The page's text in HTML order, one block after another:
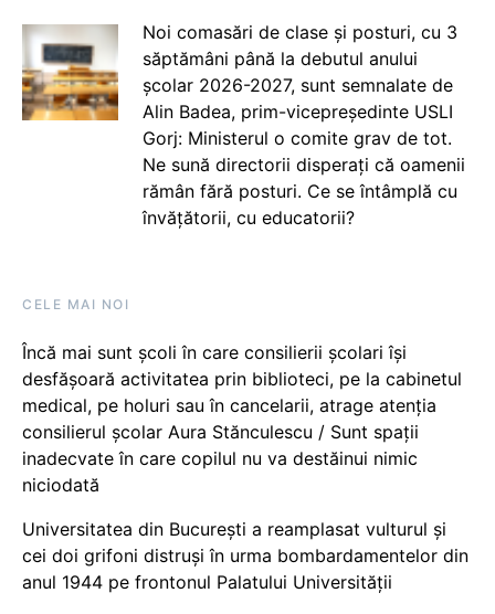
Noi comasări de clase și posturi, cu 3
săptămâni până la debutul anului
școlar 2026-2027, sunt semnalate de
Alin Badea, prim-vicepreședinte USLI
Gorj: Ministerul o comite grav de tot.
Ne sună directorii disperați că oamenii
rămân fără posturi. Ce se întâmplă cu
învățătorii, cu educatorii?
CELE MAI NOI
Încă mai sunt școli în care consilierii școlari își
desfășoară activitatea prin biblioteci, pe la cabinetul
medical, pe holuri sau în cancelarii, atrage atenția
consilierul școlar Aura Stănculescu / Sunt spații
inadecvate în care copilul nu va destăinui nimic
niciodată
Universitatea din București a reamplasat vulturul și
cei doi grifoni distruși în urma bombardamentelor din
anul 1944 pe frontonul Palatului Universității